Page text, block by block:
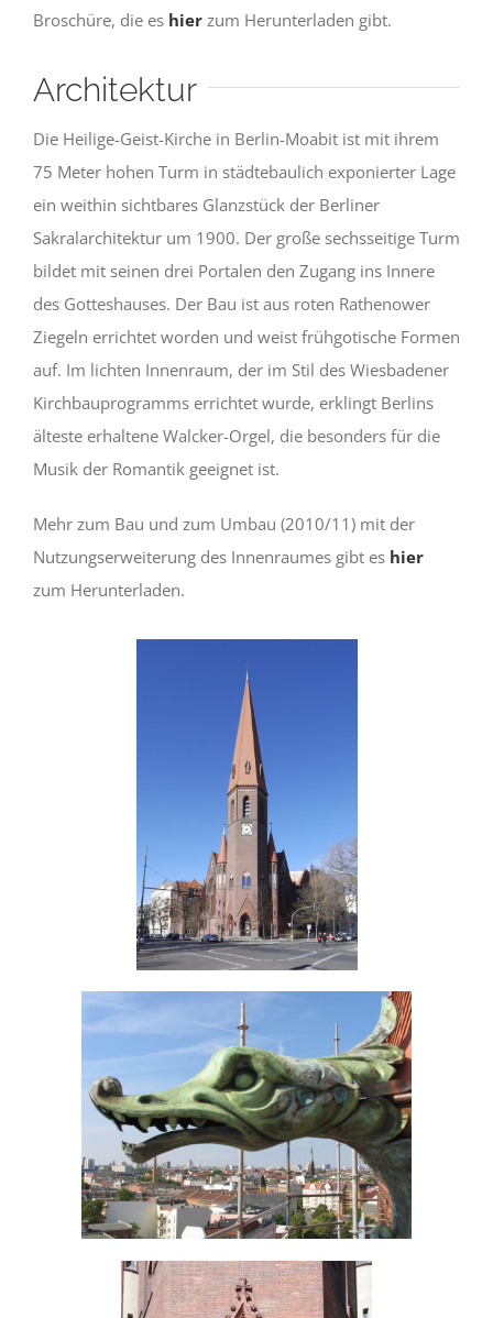
Broschüre, die es hier zum Herunterladen gibt.
Architektur
Die Heilige-Geist-Kirche in Berlin-Moabit ist mit ihrem
75 Meter hohen Turm in städtebaulich exponierter Lage
ein weithin sichtbares Glanzstück der Berliner
Sakralarchitektur um 1900. Der große sechsseitige Turm
bildet mit seinen drei Portalen den Zugang ins Innere
des Gotteshauses. Der Bau ist aus roten Rathenower
Ziegeln errichtet worden und weist frühgotische Formen
auf. Im lichten Innenraum, der im Stil des Wiesbadener
Kirchbauprogramms errichtet wurde, erklingt Berlins
älteste erhaltene Walcker-Orgel, die besonders für die
Musik der Romantik geeignet ist.
Mehr zum Bau und zum Umbau (2010/11) mit der
Nutzungserweiterung des Innenraumes gibt es hier
zum Herunterladen.